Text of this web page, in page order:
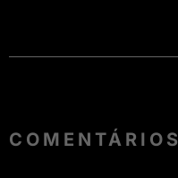
COMENTÁRIOS